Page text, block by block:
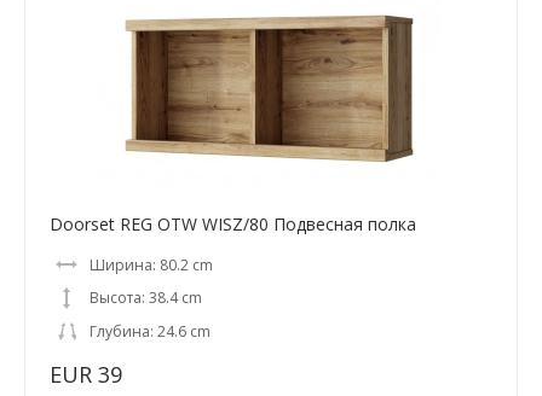
Doorset REG OTW WISZ/80 Подвесная полка
Ширина: 80.2 cm
Высота: 38.4 cm
Глубина: 24.6 cm
EUR 39